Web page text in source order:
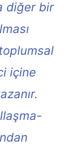
diğer bir
içine